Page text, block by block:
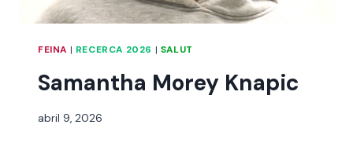
FEINA | RECERCA 2026 | SALUT
Samantha Morey Knapic
Per
abril 9, 2026